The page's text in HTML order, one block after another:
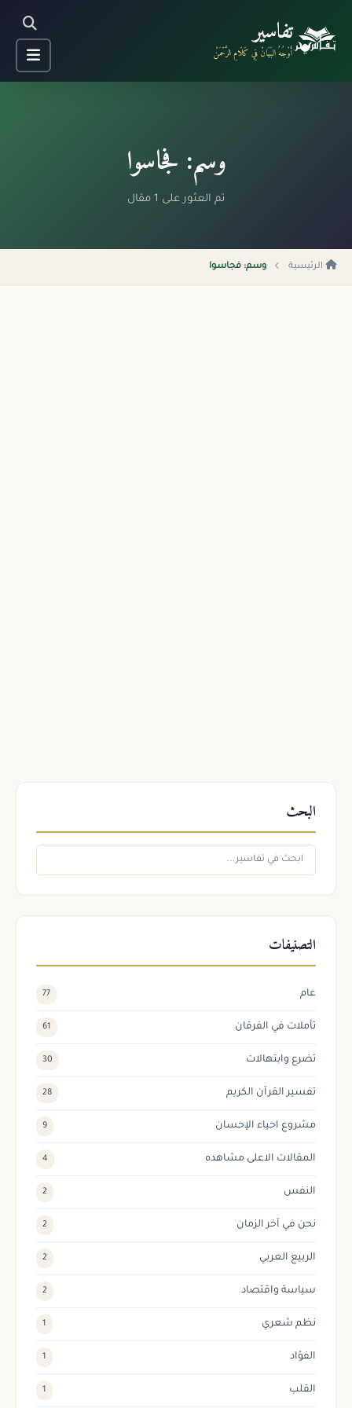
تفاسير
أَوْجُهُ البَيَانْ فِي كَلَامِ الرَّحْمَنْ
وسم: فجاسوا
تم العثور على 1 مقال
الرئيسية وسم: فجاسوا
البحث
التصنيفات
عام 77
تأملات في الفرقان 61
تضرع وابتهالات 30
تفسير القرآن الكريم 28
مشروع احياء الإحسان 9
المقالات الاعلى مشاهده 4
النفس 2
نحن في آخر الزمان 2
الربيع العربي 2
سياسة واقتصاد 2
نظم شعري 1
الفؤاد 1
القلب 1